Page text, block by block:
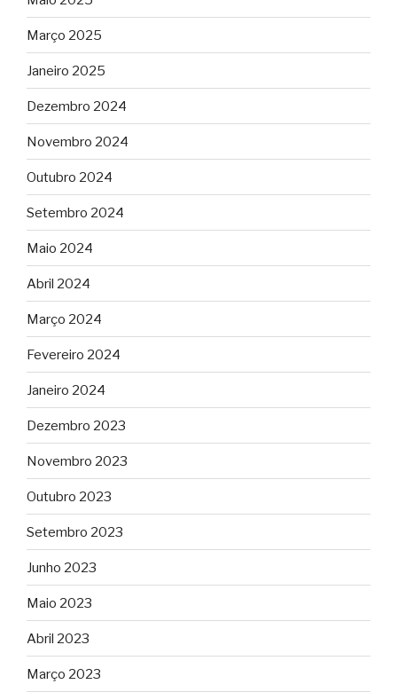
Março 2025
Janeiro 2025
Dezembro 2024
Novembro 2024
Outubro 2024
Setembro 2024
Maio 2024
Abril 2024
Março 2024
Fevereiro 2024
Janeiro 2024
Dezembro 2023
Novembro 2023
Outubro 2023
Setembro 2023
Junho 2023
Maio 2023
Abril 2023
Março 2023